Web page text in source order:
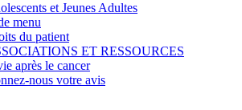
et Jeunes Adultes
menu
du patient
ET RESSOURCES
après le cancer
nous votre avis